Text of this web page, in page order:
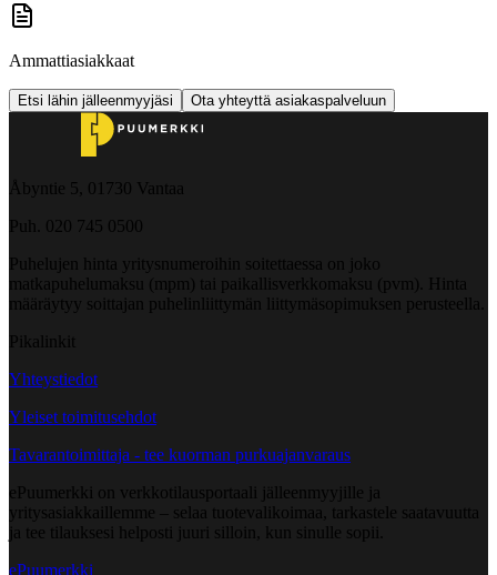
Ammattiasiakkaat
Etsi lähin jälleenmyyjäsi Ota yhteyttä asiakaspalveluun
Åbyntie 5, 01730 Vantaa
Puh. 020 745 0500
Puhelujen hinta yritysnumeroihin soitettaessa on joko
matkapuhelumaksu (mpm) tai paikallisverkkomaksu (pvm). Hinta
määräytyy soittajan puhelinliittymän liittymäsopimuksen perusteella.
Pikalinkit
Yhteystiedot
Yleiset toimitusehdot
Tavarantoimittaja - tee kuorman purkuajanvaraus
ePuumerkki on verkkotilausportaali jälleenmyyjille ja
yritysasiakkaillemme – selaa tuotevalikoimaa, tarkastele saatavuutta
ja tee tilauksesi helposti juuri silloin, kun sinulle sopii.
ePuumerkki